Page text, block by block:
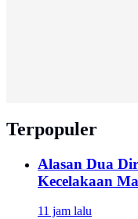
Terpopuler
Alasan Dua
Kecelakaan
11 jam lalu